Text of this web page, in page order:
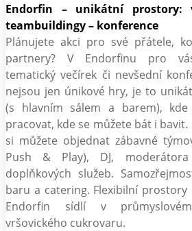
Endorfin – unikátní prostory:
teambuildingy – konference
Plánujete akci pro své přátele,
partnery? V Endorfinu pro
tematický večírek či nevšední
nejsou jen únikové hry, je to
(s hlavním sálem a barem),
pracovat, kde se můžete bát i
si můžete objednat zábavné
Push & Play), DJ,
doplňkových služeb.
baru a catering. Flexibilní prostory
Endorfin sídlí v
vršovického cukrovaru.